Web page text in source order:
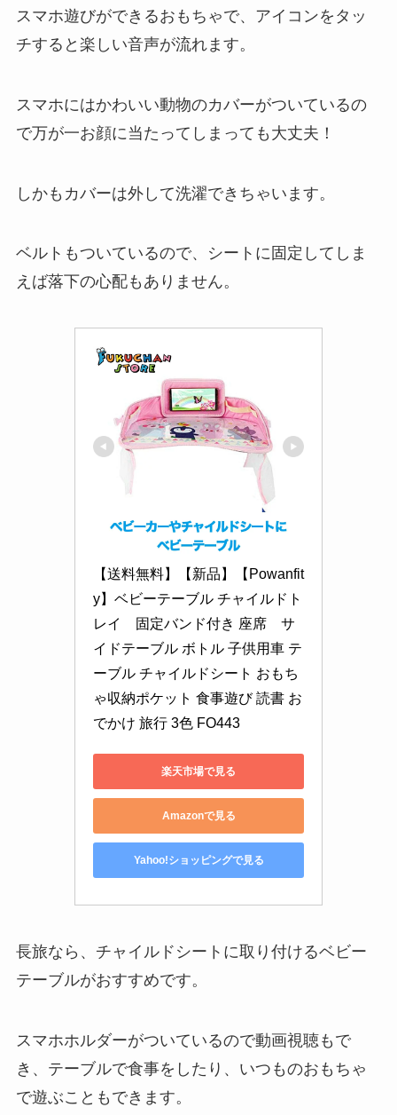
スマホ遊びができるおもちゃで、アイコンをタッ
チすると楽しい音声が流れます。
スマホにはかわいい動物のカバーがついているの
で万が一お顔に当たってしまっても大丈夫！
しかもカバーは外して洗濯できちゃいます。
ベルトもついているので、シートに固定してしま
えば落下の心配もありません。
【送料無料】【新品】【Powanfit
y】ベビーテーブル チャイルドト
レイ　固定バンド付き 座席　サ
イドテーブル ボトル 子供用車 テ
ーブル チャイルドシート おもち
ゃ収納ポケット 食事遊び 読書 お
でかけ 旅行 3色 FO443
楽天市場で見る
Amazonで見る
Yahoo!ショッピングで見る
長旅なら、チャイルドシートに取り付けるベビー
テーブルがおすすめです。
スマホホルダーがついているので動画視聴もで
き、テーブルで食事をしたり、いつものおもちゃ
で遊ぶこともできます。